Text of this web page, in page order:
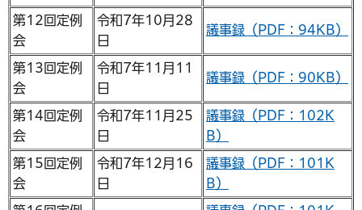
第12回定例
会
令和7年10月28
日
議事録（PDF：94KB）
第13回定例
会
令和7年11月11
日
議事録（PDF：90KB）
第14回定例
会
令和7年11月25
日
議事録（PDF：102K
B）
第15回定例
会
令和7年12月16
日
議事録（PDF：101K
B）